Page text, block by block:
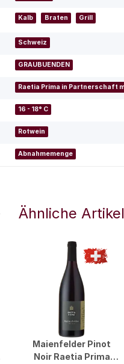
Kalb Braten Grill
Schweiz
GRAUBUENDEN
Raetia Prima in Partnerschaft
16 - 18° C
Rotwein
Abnahmemenge
Ähnliche Artikel
Maienfelder Pinot
Noir Raetia Prima